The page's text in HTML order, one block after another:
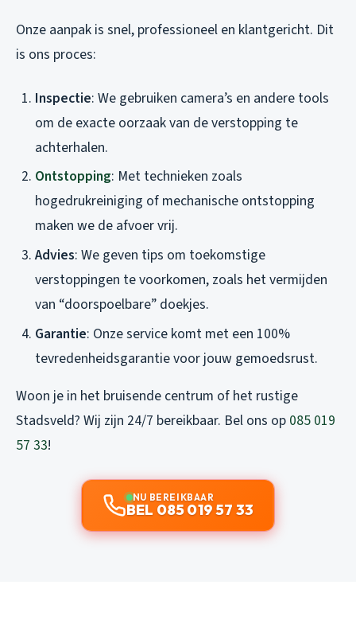
Onze aanpak is snel, professioneel en klantgericht. Dit
is ons proces:
Inspectie: We gebruiken camera’s en andere tools
om de exacte oorzaak van de verstopping te
achterhalen.
Ontstopping: Met technieken zoals
hogedrukreiniging of mechanische ontstopping
maken we de afvoer vrij.
Advies: We geven tips om toekomstige
verstoppingen te voorkomen, zoals het vermijden
van “doorspoelbare” doekjes.
Garantie: Onze service komt met een 100%
tevredenheidsgarantie voor jouw gemoedsrust.
Woon je in het bruisende centrum of het rustige
Stadsveld? Wij zijn 24/7 bereikbaar. Bel ons op 085 019
57 33!
NU BEREIKBAAR
BEL 085 019 57 33